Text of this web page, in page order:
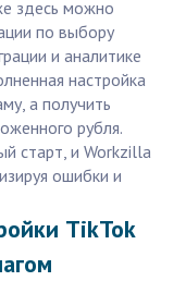
здесь можно
по выбору
и аналитике
настройка
а получить
рубля.
старт, и Workzilla
ошибки и
TikTok